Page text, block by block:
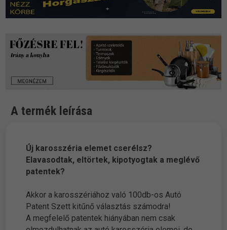
A termék leírása
Új karosszéria elemet cserélsz?
Elavasodtak, eltörtek, kipotyogtak a meglévő
patentek?
Akkor a karosszériához való 100db-os Autó
Patent Szett kitűnő választás számodra!
A megfelelő patentek hiányában nem csak